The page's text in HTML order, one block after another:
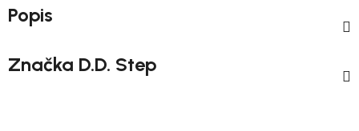
Popis
Značka D.D. Step